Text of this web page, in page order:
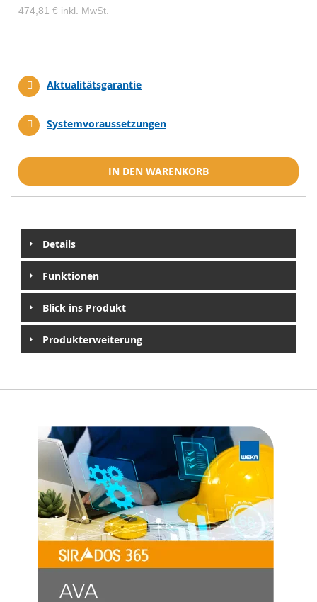
474,81 € inkl. MwSt.
Aktualitätsgarantie
Systemvoraussetzungen
IN DEN WARENKORB
Details
Funktionen
Blick ins Produkt
Produkterweiterung